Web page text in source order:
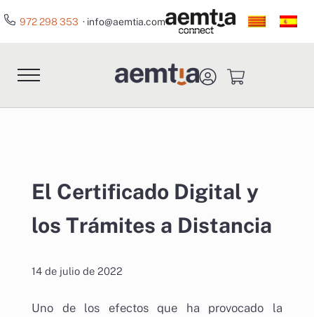
972 298 353 · info@aemtia.com
Menu
Aemtia Assessors
El Certificado Digital y
los Trámites a Distancia
14 de julio de 2022
Uno de los efectos que ha provocado la